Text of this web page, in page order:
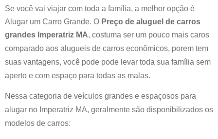
Se você vai viajar com toda a família, a melhor opção é
Alugar um Carro Grande. O Preço de aluguel de carros
grandes Imperatriz MA, costuma ser um pouco mais caros
comparado aos alugueis de carros econômicos, porem tem
suas vantagens, você pode pode levar toda sua família sem
aperto e com espaço para todas as malas.
Nessa categoria de veículos grandes e espaçosos para
alugar no Imperatriz MA, geralmente são disponibilizados os
modelos de carros: